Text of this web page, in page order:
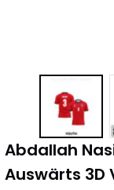
Abdallah
Auswärts 3D